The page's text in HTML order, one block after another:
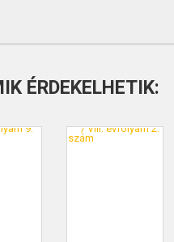
ÉRDEKELHETIK: